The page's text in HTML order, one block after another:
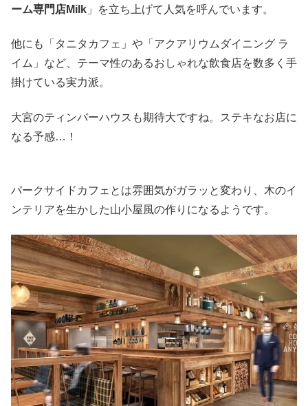
ーム専門店Milk 」を立ち上げて人気を呼んでいます。
他にも「タニタカフェ」や「アクアリウムダイニング ラ
イム」など、テーマ性のあるおしゃれな飲食店を数多く手
掛けている実力派。
大宮のティンバーハウスも期待大ですね。ステキなお店に
なる予感…！
パークサイドカフェとは雰囲気がガラッと変わり、木のイ
ンテリアを生かした山小屋風の作りになるようです。